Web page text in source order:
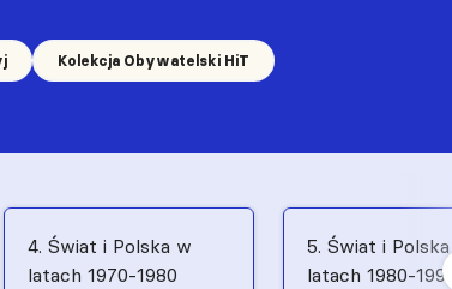
Kolekcja Obywatelski HiT
4. Świat i Polska w
latach 1970-1980
5. Świat i
latach 1980-